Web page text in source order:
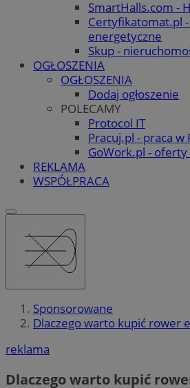
SmartHalls.com -
Certyfikatomat.pl
energetyczne
Skup -
OGŁOSZENIA
OGŁOSZENIA
Dodaj ogłoszenie
POLECAMY
Protocol IT
Pracuj.pl - praca w
GoWork.pl -
REKLAMA
WSPÓŁPRACA
Sponsorowane
Dlaczego warto kupić rower
reklama
Dlaczego warto kupić